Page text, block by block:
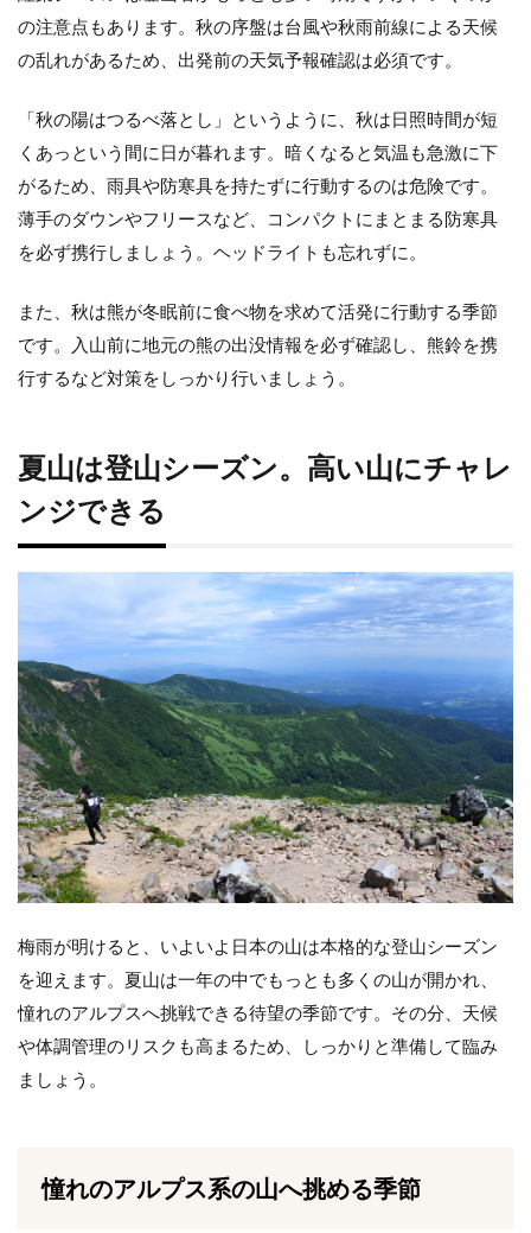
の注意点もあります。秋の序盤は台風や秋雨前線による天候
の乱れがあるため、出発前の天気予報確認は必須です。
「秋の陽はつるべ落とし」というように、秋は日照時間が短
くあっという間に日が暮れます。暗くなると気温も急激に下
がるため、雨具や防寒具を持たずに行動するのは危険です。
薄手のダウンやフリースなど、コンパクトにまとまる防寒具
を必ず携行しましょう。ヘッドライトも忘れずに。
また、秋は熊が冬眠前に食べ物を求めて活発に行動する季節
です。入山前に地元の熊の出没情報を必ず確認し、熊鈴を携
行するなど対策をしっかり行いましょう。
夏山は登山シーズン。高い山にチャレ
ンジできる
梅雨が明けると、いよいよ日本の山は本格的な登山シーズン
を迎えます。夏山は一年の中でもっとも多くの山が開かれ、
憧れのアルプスへ挑戦できる待望の季節です。その分、天候
や体調管理のリスクも高まるため、しっかりと準備して臨み
ましょう。
憧れのアルプス系の山へ挑める季節